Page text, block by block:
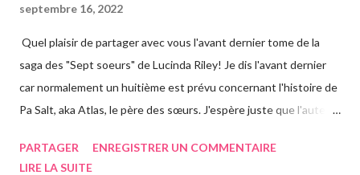
septembre 16, 2022
Quel plaisir de partager avec vous l'avant dernier tome de la
saga des "Sept soeurs" de Lucinda Riley! Je dis l'avant dernier
car normalement un huitième est prévu concernant l'histoire de
Pa Salt, aka Atlas, le père des sœurs. J'espère juste que l'auteur
Chose que j'ai d'ailleurs apprise en commençant le roman, ça m'a
PARTAGER
ENREGISTRER UN COMMENTAIRE
LIRE LA SUITE